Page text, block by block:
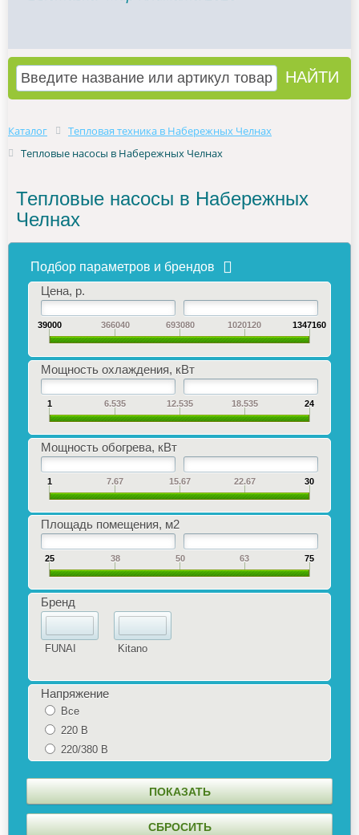
Каталог
Тепловая техника в Набережных Челнах
Тепловые насосы в Набережных Челнах
Тепловые насосы в Набережных
Челнах
Подбор параметров и брендов
Цена, р.
39000 366040 693080 1020120 1347160
Мощность охлаждения, кВт
1 6.535 12.535 18.535 24
Мощность обогрева, кВт
1 7.67 15.67 22.67 30
Площадь помещения, м2
25 38 50 63 75
Бренд
FUNAI Kitano
Напряжение
Все
220 В
220/380 В